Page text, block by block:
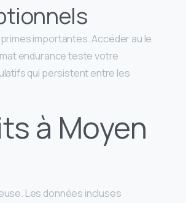
importantes. Accéder au le
endurance teste votre
qui persistent entre les
à Moyen
Les données incluses